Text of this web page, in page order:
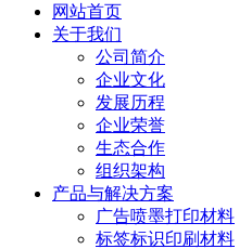
网站首页
关于我们
公司简介
企业文化
发展历程
企业荣誉
生态合作
组织架构
产品与解决方案
广告喷墨打印材料
标签标识印刷材料